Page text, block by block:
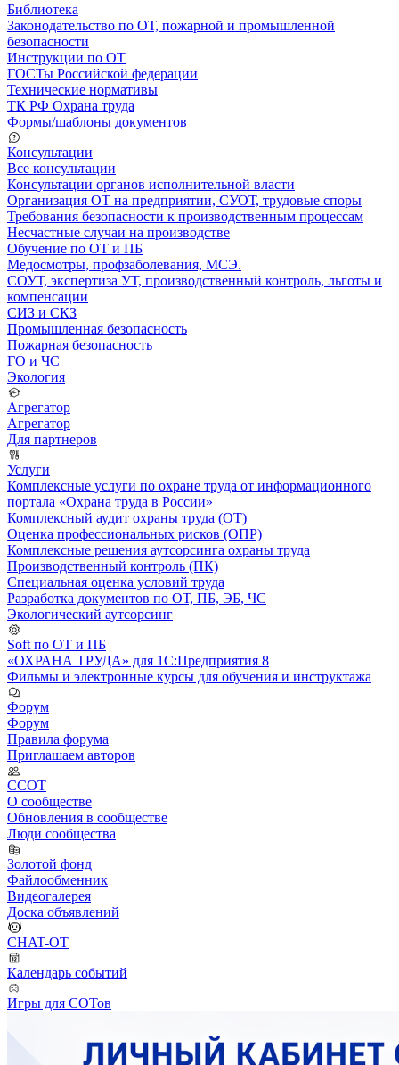
Библиотека
Законодательство по ОТ, пожарной и промышленной
безопасности
Инструкции по ОТ
ГОСТы Российской федерации
Технические нормативы
ТК РФ Охрана труда
Формы/шаблоны документов
Консультации
Все консультации
Консультации органов исполнительной власти
Организация ОТ на предприятии, СУОТ, трудовые споры
Требования безопасности к производственным процессам
Несчастные случаи на производстве
Обучение по ОТ и ПБ
Медосмотры, профзаболевания, МСЭ.
СОУТ, экспертиза УТ, производственный контроль, льготы и
компенсации
СИЗ и СКЗ
Промышленная безопасность
Пожарная безопасность
ГО и ЧС
Экология
Агрегатор
Агрегатор
Для партнеров
Услуги
Комплексные услуги по охране труда от информационного
портала «Охрана труда в России»
Комплексный аудит охраны труда (ОТ)
Оценка профессиональных рисков (ОПР)
Комплексные решения аутсорсинга охраны труда
Производственный контроль (ПК)
Специальная оценка условий труда
Разработка документов по ОТ, ПБ, ЭБ, ЧС
Экологический аутсорсинг
Soft по ОТ и ПБ
«ОХРАНА ТРУДА» для 1С:Предприятия 8
Фильмы и электронные курсы для обучения и инструктажа
Форум
Форум
Правила форума
Приглашаем авторов
ССОТ
О сообществе
Обновления в сообществе
Люди сообщества
Золотой фонд
Файлообменник
Видеогалерея
Доска объявлений
CHAT-OT
Календарь событий
Игры для СОТов